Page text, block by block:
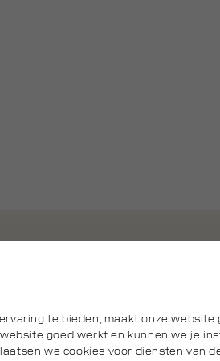
te bieden, maakt onze website
goed werkt en kunnen we je
we cookies voor diensten van